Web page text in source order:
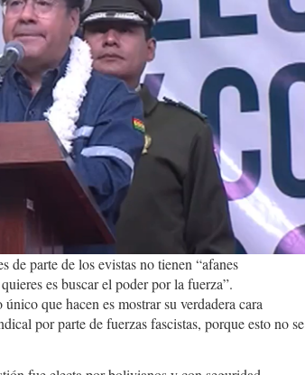
de parte de los evistas no tienen “afanes
es buscar el poder por la fuerza”.
que hacen es mostrar su verdadera cara
por parte de fuerzas fascistas, porque esto no se